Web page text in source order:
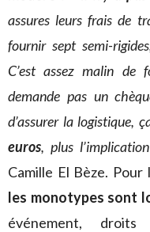
assures leurs frais de
fournir sept semi-
C’est assez malin de
demande pas un
d’assurer la logistique,
euros, plus
Camille El Bèze.
les monotypes sont
événement, droits